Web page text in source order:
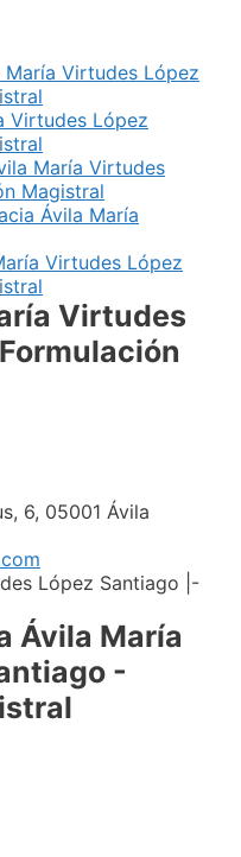
María Virtudes López
Virtudes López
María Virtudes
Magistral
Ávila María
Virtudes López
Virtudes
6, 05001 Ávila
Ávila María
-